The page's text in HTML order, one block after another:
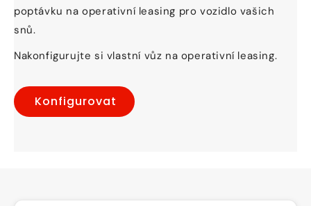
poptávku na operativní leasing pro vozidlo vašich
snů.
Nakonfigurujte si vlastní vůz na operativní leasing.
Konfigurovat